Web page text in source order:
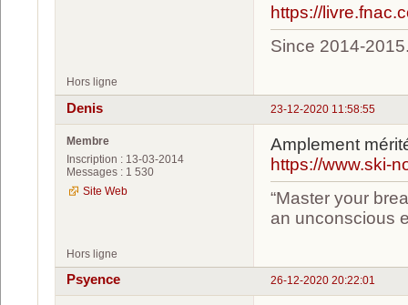
https://
Since 2014-
Hors ligne
23-12-2020 11:58:55
Denis
Membre
Inscription : 13-03-2014
Messages : 1 530
Site Web
Amplement
https://www.ski-
“Master your
an unconscious
Hors ligne
26-12-2020 20:22:01
Psyence